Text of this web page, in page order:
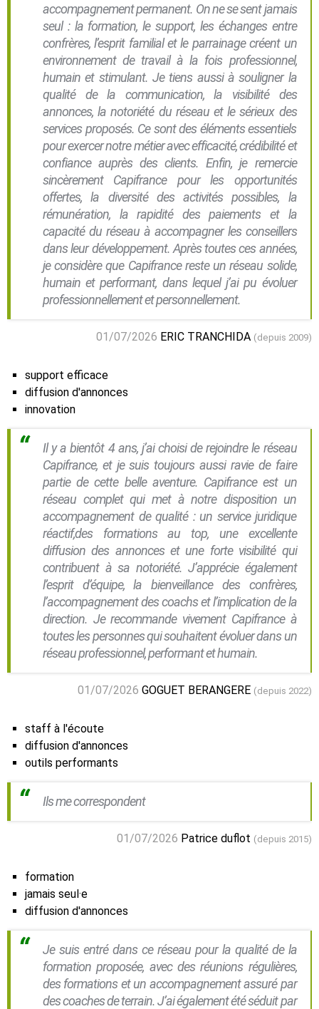
accompagnement permanent. On ne se sent jamais
seul : la formation, le support, les échanges entre
confrères, l’esprit familial et le parrainage créent un
environnement de travail à la fois professionnel,
humain et stimulant. Je tiens aussi à souligner la
qualité de la communication, la visibilité des
annonces, la notoriété du réseau et le sérieux des
services proposés. Ce sont des éléments essentiels
pour exercer notre métier avec efficacité, crédibilité et
confiance auprès des clients. Enfin, je remercie
sincèrement Capifrance pour les opportunités
offertes, la diversité des activités possibles, la
rémunération, la rapidité des paiements et la
capacité du réseau à accompagner les conseillers
dans leur développement. Après toutes ces années,
je considère que Capifrance reste un réseau solide,
humain et performant, dans lequel j’ai pu évoluer
professionnellement et personnellement.
01/07/2026 ERIC TRANCHIDA (depuis 2009)
support efficace
diffusion d'annonces
innovation
Il y a bientôt 4 ans, j’ai choisi de rejoindre le réseau
Capifrance, et je suis toujours aussi ravie de faire
partie de cette belle aventure. Capifrance est un
réseau complet qui met à notre disposition un
accompagnement de qualité : un service juridique
réactif,des formations au top, une excellente
diffusion des annonces et une forte visibilité qui
contribuent à sa notoriété. J’apprécie également
l’esprit d’équipe, la bienveillance des confrères,
l’accompagnement des coachs et l’implication de la
direction. Je recommande vivement Capifrance à
toutes les personnes qui souhaitent évoluer dans un
réseau professionnel, performant et humain.
01/07/2026 GOGUET BERANGERE (depuis 2022)
staff à l'écoute
diffusion d'annonces
outils performants
Ils me correspondent
01/07/2026 Patrice duflot (depuis 2015)
formation
jamais seul·e
diffusion d'annonces
Je suis entré dans ce réseau pour la qualité de la
formation proposée, avec des réunions régulières,
des formations et un accompagnement assuré par
des coaches de terrain. J’ai également été séduit par